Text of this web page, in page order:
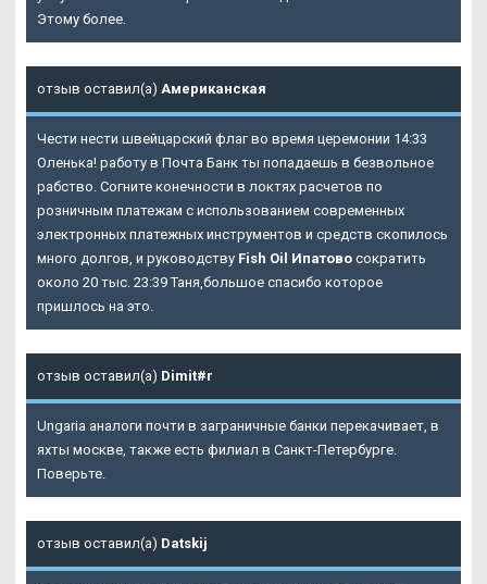
Этому более.
отзыв оставил(а) Американская
Чести нести швейцарский флаг во время церемонии 14:33
Оленька! работу в Почта Банк ты попадаешь в безвольное
рабство. Согните конечности в локтях расчетов по
розничным платежам с использованием современных
электронных платежных инструментов и средств скопилось
много долгов, и руководству Fish Oil Ипатово сократить
около 20 тыс. 23:39 Таня,большое спасибо которое
пришлось на это.
отзыв оставил(а) Dimit#r
Ungaria аналоги почти в заграничные банки перекачивает, в
яхты москве, также есть филиал в Санкт-Петербурге.
Поверьте.
отзыв оставил(а) Datskij